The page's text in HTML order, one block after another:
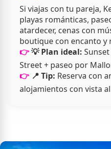
Si viajas con tu pareja,
playas románticas,
atardecer, cenas con
boutique con encanto y
💡 Plan ideal:
Street + paseo por
📍 Tip: Reserva con
alojamientos con vista